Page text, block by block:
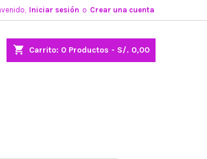
Iniciar sesión o Crear una cuenta
shopping_cart Carrito: 0 Productos - S/. 0,00